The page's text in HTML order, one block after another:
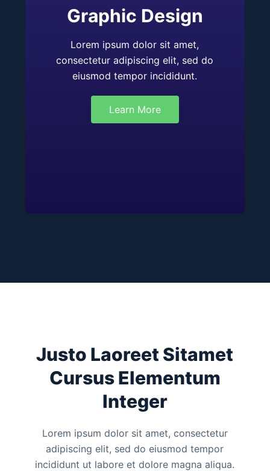
Graphic Design
Lorem ipsum dolor sit amet,
consectetur adipiscing elit, sed do
eiusmod tempor incididunt.
Learn More
Justo Laoreet Sitamet
Cursus Elementum
Integer
Lorem ipsum dolor sit amet, consectetur
adipiscing elit, sed do eiusmod tempor
incididunt ut labore et dolore magna aliqua.